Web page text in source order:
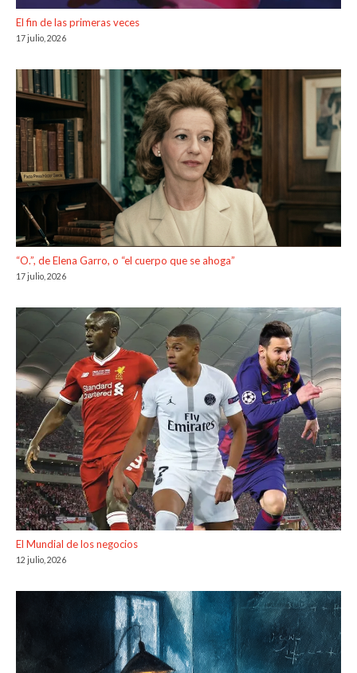
El fin de las primeras veces
17 julio, 2026
“O.”, de Elena Garro, o “el cuerpo que se ahoga”
17 julio, 2026
El Mundial de los negocios
12 julio, 2026